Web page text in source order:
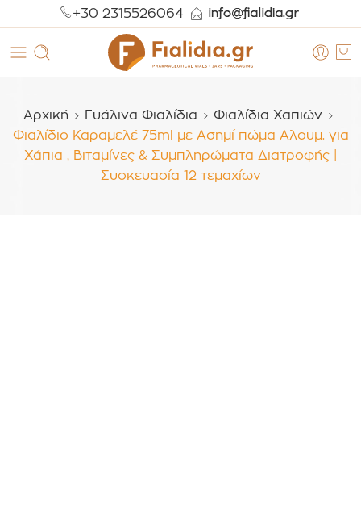
+30 2315526064
Αρχική Γυάλινα Φιαλίδια
Φιαλίδια Χαπιών
Φιαλίδιο Καραμελέ 75ml με Ασημί πώμα Αλουμ. για
Χάπια , Βιταμίνες & Συμπληρώματα Διατροφής |
Συσκευασία 12 τεμαχίων